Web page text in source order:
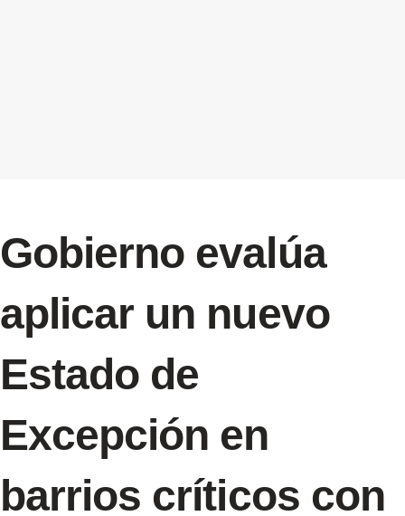
Gobierno evalúa
aplicar un nuevo
Estado de
Excepción en
barrios críticos con